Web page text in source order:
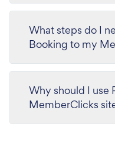
What steps do I
Booking to my
Why should I use
MemberClicks